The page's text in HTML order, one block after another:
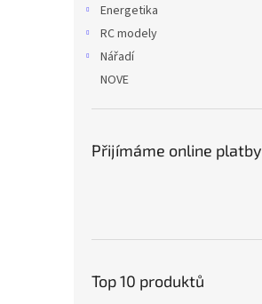
Energetika
RC modely
Nářadí
NOVE
Přijímáme online platby
Top 10 produktů